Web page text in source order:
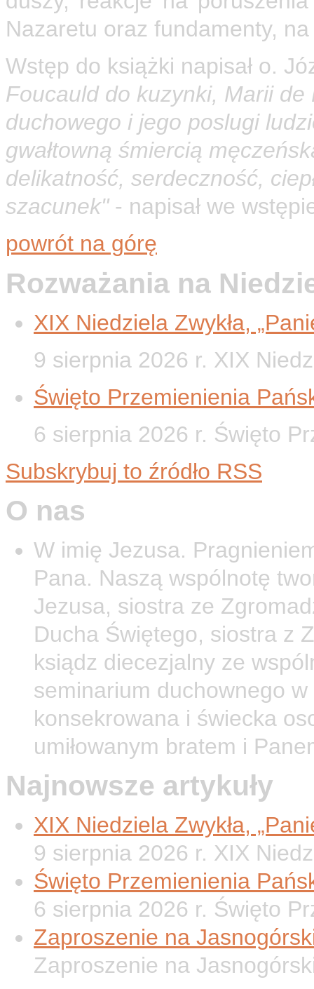
Nazaretu oraz fundamenty,
Wstęp do książki napisał o.
Foucauld do kuzynki, Marii
duchowego i jego poslugi
gwałtowną śmiercią
delikatność, serdeczność,
szacunek"- napisał we
powrót na górę
Rozważania na
XIX Niedziela Zwykła,
9 sierpnia 2026 r. XIX
Święto Przemienienia
6 sierpnia 2026 r. Święto
Subskrybuj to źródło RSS
O nas
W imię Jezusa.
Pana. Naszą wspólnotę
Jezusa, siostra ze
Ducha Świętego, siostra z
ksiądz diecezjalny ze
seminarium duchownego
konsekrowana i świecka
umiłowanym bratem i
Najnowsze artykuły
XIX Niedziela Zwykła,
9 sierpnia 2026 r. XIX
Święto Przemienienia
6 sierpnia 2026 r. Święto
Zaproszenie na
Zaproszenie na